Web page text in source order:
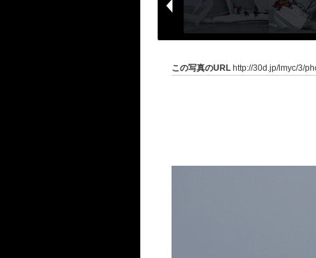
この写真のURL http://30d.jp/lmyc/3/